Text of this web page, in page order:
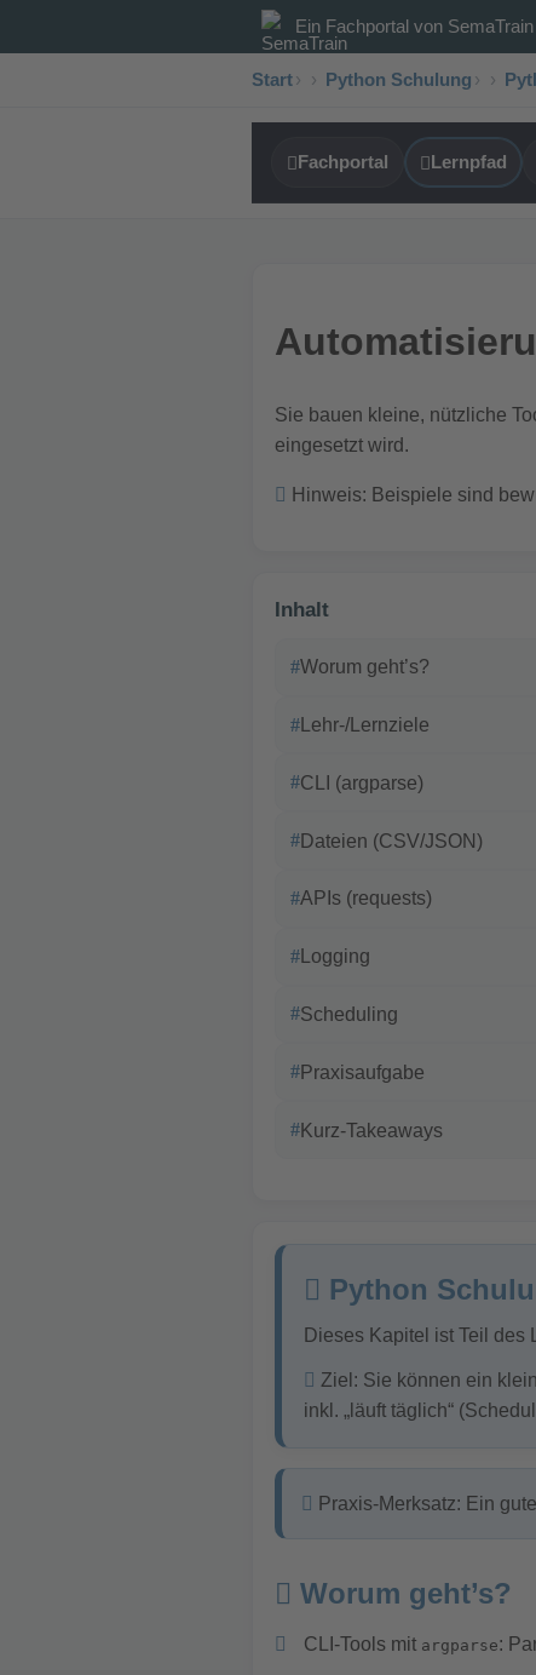
Ein Fachportal von SemaTrain
Start› Python Schulung ›
Fachportal Lernpfad
Sie bauen kleine, nützliche
eingesetzt wird.
Hinweis: Beispiele sind
Inhalt
Worum geht’s?
Lehr-/Lernziele
CLI (argparse)
Dateien (CSV/JSON)
APIs (requests)
Logging
Scheduling
Praxisaufgabe
Kurz-Takeaways
Python
Dieses Kapitel ist Teil des
Ziel: Sie können ein
inkl. „läuft täglich“
Praxis-Merksatz: Ein
Worum geht’s?
CLI-Tools mit argparse: